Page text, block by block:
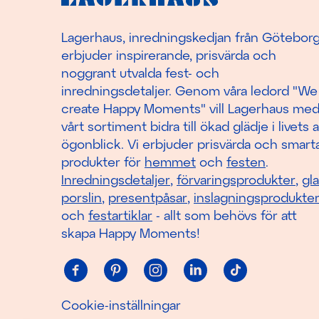
Lagerhaus, inredningskedjan från
erbjuder inspirerande, prisvärda och
noggrant utvalda fest- och
inredningsdetaljer. Genom våra ledord "We
create Happy Moments" vill Lagerhaus med
vårt sortiment bidra till ökad glädje i livets
ögonblick. Vi erbjuder prisvärda och
produkter för hemmet och festen.
Inredningsdetaljer, förvaringsprodukter,
porslin, presentpåsar, inslagningsprodukter
och festartiklar - allt som behövs för att
skapa Happy Moments!
Cookie-inställningar